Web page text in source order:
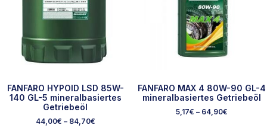
FANFARO HYPOID LSD 85W-
140 GL-5 mineralbasiertes
Getriebeöl
44,00€ – 84,70€
FANFARO MAX 4 80W-90 GL-4
mineralbasiertes Getriebeöl
5,17€ – 64,90€